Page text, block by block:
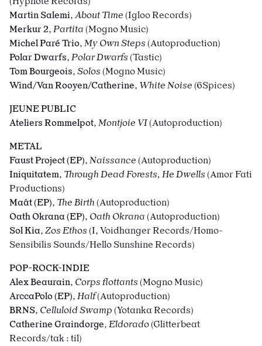
Martin Salemi, About Time (Igloo Records)
Merkur 2, Partita (Mogno Music)
Michel Paré Trio, My Own Steps (Autoproduction)
Polar Dwarfs, Polar Dwarfs (Tastic)
Tom Bourgeois, Solos (Mogno Music)
Wind/Van Rooyen/Catherine, White Noise (6Spices)
JEUNE PUBLIC
Ateliers Rommelpot, Montjoie VI(Autoproduction)
METAL
Faust Project (EP), Naissance (Autoproduction)
Iniquitatem, Through Dead Forests, He Dwells (Amor Fati
Productions)
Maât (EP), The Birth (Autoproduction)
Oath Okrana (EP), Oath Okrana (Autoproduction)
Sol Kia, Zos Ethos (I, Voidhanger Records/Homo-
Sensibilis Sounds/Hello Sunshine Records)
POP-ROCK-INDIE
Alex Beaurain, Corps flottants (Mogno Music)
ArccaPolo (EP), Half(Autoproduction)
BRNS, Celluloid Swamp (Yotanka Records)
Catherine Graindorge, Eldorado(Glitterbeat
Records/tak : til)